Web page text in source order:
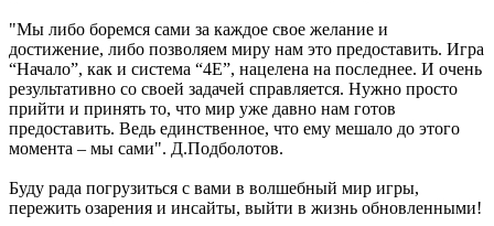
"Мы либо боремся сами за каждое свое желание и
достижение, либо позволяем миру нам это предоставить. Игра
“Начало”, как и система “4E”, нацелена на последнее. И очень
результативно со своей задачей справляется. Нужно просто
прийти и принять то, что мир уже давно нам готов
предоставить. Ведь единственное, что ему мешало до этого
момента – мы сами". Д.Подболотов.
Буду рада погрузиться с вами в волшебный мир игры,
пережить озарения и инсайты, выйти в жизнь обновленными!